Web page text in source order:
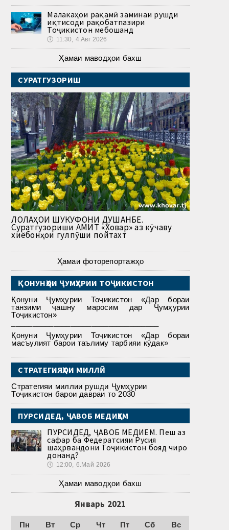
Малакаҳои рақамӣ заминаи рушди
иқтисоди рақобатпазири
Тоҷикистон мебошанд
🕔 11:30, 4.Авг 2026
Ҳамаи маводҳои бахш
СУРАТГУЗОРИШ
ЛОЛАҲОИ ШУКУФОНИ ДУШАНБЕ.
Суратгузориши АМИТ «Ховар» аз кӯчаву
хиёбонҳои гулпӯши пойтахт
Ҳамаи фоторепортажҳо
ҚОНУНҲОИ ҶУМҲУРИИ ТОҶИКИСТОН
Қонуни Ҷумҳурии Тоҷикистон «Дар бораи
танзими ҷашну маросим дар Ҷумҳурии
Тоҷикистон»
Қонуни Ҷумҳурии Тоҷикистон «Дар бораи
масъулият барои таълиму тарбияи кӯдак»
СТРАТЕГИЯҲОИ МИЛЛӢ
Стратегияи миллии рушди Ҷумҳурии
Тоҷикистон барои давраи то 2030
ПУРСИДЕД, ҶАВОБ МЕДИҲЕМ
ПУРСИДЕД, ҶАВОБ МЕДИҲЕМ. Пеш аз
сафар ба Федератсияи Русия
шаҳрвандони Тоҷикистон бояд чиро
донанд?
🕔 12:00, 6.Май 2026
Ҳамаи маводҳои бахш
Январь 2021
Пн Вт Ср Чт Пт Сб Вс